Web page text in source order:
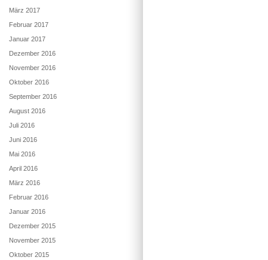
März 2017
Februar 2017
Januar 2017
Dezember 2016
November 2016
Oktober 2016
September 2016
August 2016
Juli 2016
Juni 2016
Mai 2016
April 2016
März 2016
Februar 2016
Januar 2016
Dezember 2015
November 2015
Oktober 2015